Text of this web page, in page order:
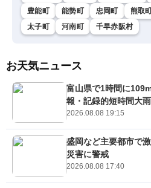
豊能町
能勢町 忠岡町 熊取
太子町
河南町 千早赤阪村
お天気ニュース
富山県で1時間に
報・記録的短時間大雨
2026.08.08 19:15
盛岡など主要都市で
災害に警戒
2026.08.08 17:40